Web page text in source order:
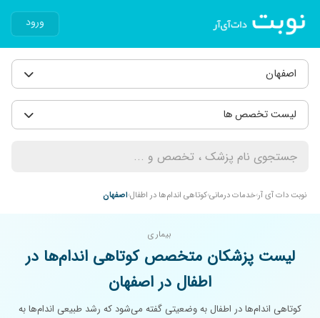
ورود
اصفهان
لیست تخصص ها
نوبت دات آی آر خدمات درمانیکوتاهی اندام‌ها در اطفال اصفهان
بیماری
لیست پزشکان متخصص کوتاهی اندام‌ها در
اطفال در اصفهان
کوتاهی اندام‌ها در اطفال به وضعیتی گفته می‌شود که رشد طبیعی اندام‌ها به